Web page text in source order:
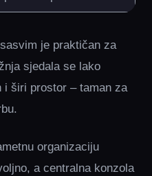
je praktičan za
sjedala se lako
i širi prostor – taman za
organizaciju
a centralna konzola